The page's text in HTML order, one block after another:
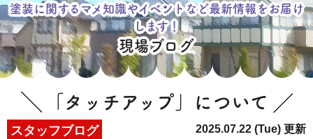
塗装に関するマメ知識やイベントなど最新情報をお届け
します！
現場ブログ
「タッチアップ」について
スタッフブログ 2025.07.22 (Tue) 更新